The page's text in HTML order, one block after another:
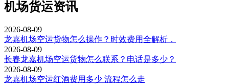
机场货运资讯
2026-08-09
龙嘉机场空运货物怎么操作？时效费用全解析，
2026-08-09
长春龙嘉机场空运货物怎么联系？电话是多少？
2026-08-09
龙嘉机场空运红酒费用多少 流程怎么走